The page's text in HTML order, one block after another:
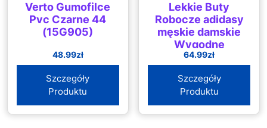
Verto Gumofilce
Pvc Czarne 44
(15G905)
48.99zł
Szczegóły
Produktu
Lekkie Buty
Robocze adidasy
męskie damskie
Wygodne
64.99zł
Szczegóły
Produktu